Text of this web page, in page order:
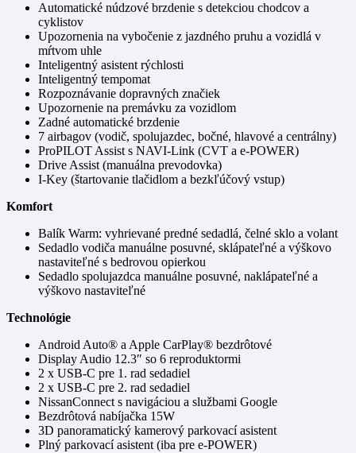
Automatické núdzové brzdenie s detekciou chodcov a
cyklistov
Upozornenia na vybočenie z jazdného pruhu a vozidlá v
mŕtvom uhle
Inteligentný asistent rýchlosti
Inteligentný tempomat
Rozpoznávanie dopravných značiek
Upozornenie na premávku za vozidlom
Zadné automatické brzdenie
7 airbagov (vodič, spolujazdec, bočné, hlavové a centrálny)
ProPILOT Assist s NAVI-Link (CVT a e-POWER)
Drive Assist (manuálna prevodovka)
I-Key (štartovanie tlačidlom a bezkľúčový vstup)
Komfort
Balík Warm: vyhrievané predné sedadlá, čelné sklo a volant
Sedadlo vodiča manuálne posuvné, sklápateľné a výškovo
nastaviteľné s bedrovou opierkou
Sedadlo spolujazdca manuálne posuvné, naklápateľné a
výškovo nastaviteľné
Technológie
Android Auto® a Apple CarPlay® bezdrôtové
Display Audio 12.3″ so 6 reproduktormi
2 x USB-C pre 1. rad sedadiel
2 x USB-C pre 2. rad sedadiel
NissanConnect s navigáciou a službami Google
Bezdrôtová nabíjačka 15W
3D panoramatický kamerový parkovací asistent
Plný parkovací asistent (iba pre e-POWER)